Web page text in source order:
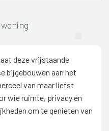
deze vrijstaande
bijgebouwen aan het
van maar liefst
wie ruimte, privacy en
om te genieten van